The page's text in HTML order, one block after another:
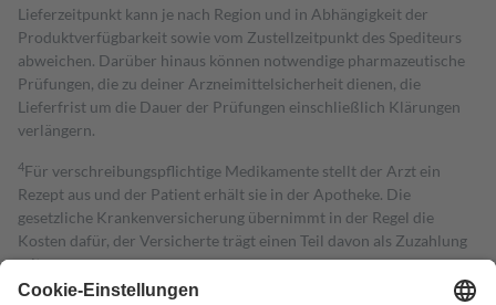
Lieferzeitpunkt kann je nach Region und in Abhängigkeit der
Produktverfügbarkeit sowie vom Zustellzeitpunkt des Spediteurs
abweichen. Darüber hinaus können notwendige pharmazeutische
Prüfungen, die zu deiner Arzneimittelsicherheit dienen, die
Lieferfrist um die Dauer der Prüfungen einschließlich Klärungen
verlängern.
4Für verschreibungspflichtige Medikamente stellt der Arzt ein
Rezept aus und der Patient erhält sie in der Apotheke. Die
gesetzliche Krankenversicherung übernimmt in der Regel die
Kosten dafür, der Versicherte trägt einen Teil davon als Zuzahlung
mit.
Grundsätzlich leisten Mitglieder Zuzahlungen in Höhe von zehn